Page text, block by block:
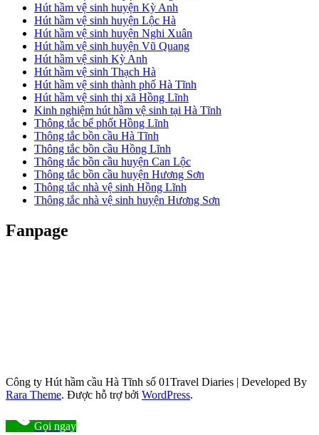
Hút hầm vệ sinh huyện Kỳ Anh
Hút hầm vệ sinh huyện Lộc Hà
Hút hầm vệ sinh huyện Nghi Xuân
Hút hầm vệ sinh huyện Vũ Quang
Hút hầm vệ sinh Kỳ Anh
Hút hầm vệ sinh Thạch Hà
Hút hầm vệ sinh thành phố Hà Tĩnh
Hút hầm vệ sinh thị xã Hồng Lĩnh
Kinh nghiệm hút hầm vệ sinh tại Hà Tĩnh
Thông tắc bể phốt Hồng Lĩnh
Thông tắc bồn cầu Hà Tĩnh
Thông tắc bồn cầu Hồng Lĩnh
Thông tắc bồn cầu huyện Can Lộc
Thông tắc bồn cầu huyện Hương Sơn
Thông tắc nhà vệ sinh Hồng Lĩnh
Thông tắc nhà vệ sinh huyện Hương Sơn
Fanpage
Công ty Hút hầm cầu Hà Tĩnh số 01Travel Diaries | Developed By
Rara Theme. Được hỗ trợ bởi WordPress.
Gọi ngay